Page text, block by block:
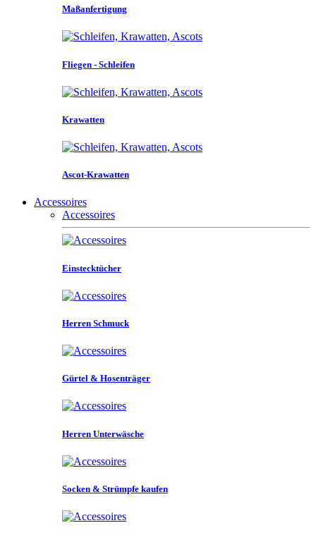
Maßanfertigung
Fliegen - Schleifen
Krawatten
Ascot-Krawatten
Accessoires
Accessoires
Einstecktücher
Herren Schmuck
Gürtel & Hosenträger
Herren Unterwäsche
Socken & Strümpfe kaufen